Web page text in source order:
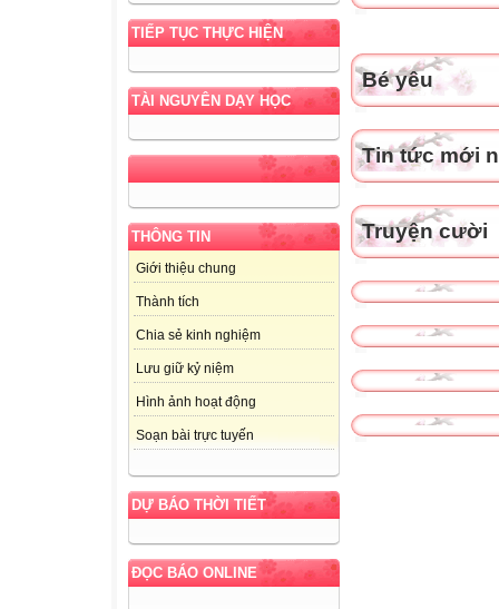
TIẾP TỤC THỰC HIỆN
TÀI NGUYÊN DẠY HỌC
THÔNG TIN
Giới thiệu chung
Thành tích
Chia sẻ kinh nghiệm
Lưu giữ kỷ niệm
Hình ảnh hoạt động
Soạn bài trực tuyến
DỰ BÁO THỜI TIẾT
ĐỌC BÁO ONLINE
Bé yêu
Tin tức mới
Truyện cười